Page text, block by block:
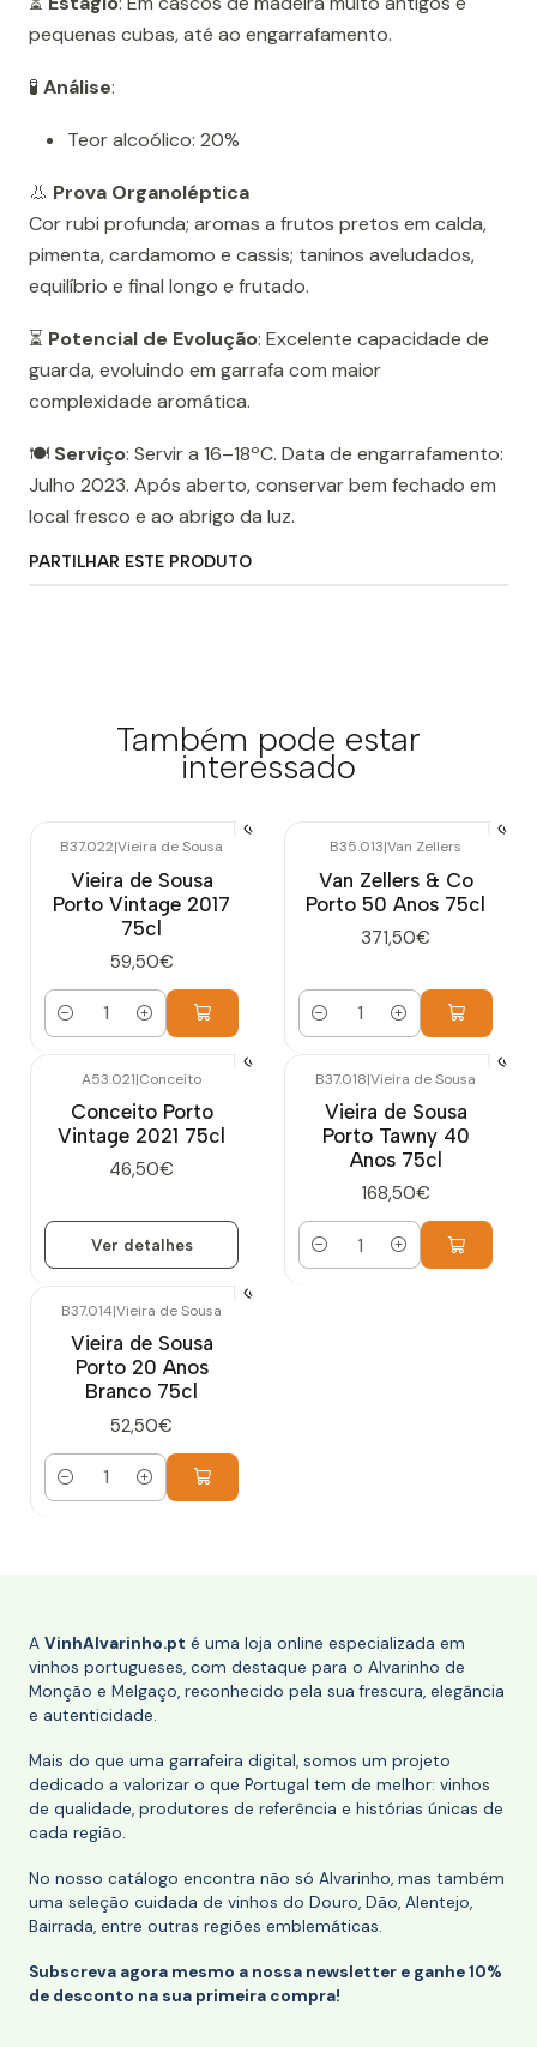
pequenas cubas, até ao engarrafamento.
🧪 Análise:
Teor alcoólico: 20%
👃 Prova Organoléptica
Cor rubi profunda; aromas a frutos pretos em calda,
pimenta, cardamomo e cassis; taninos aveludados,
equilíbrio e final longo e frutado.
⏳ Potencial de Evolução: Excelente capacidade de
guarda, evoluindo em garrafa com maior
complexidade aromática.
🍽️ Serviço: Servir a 16–18ºC. Data de engarrafamento:
Julho 2023. Após aberto, conservar bem fechado em
local fresco e ao abrigo da luz.
PARTILHAR ESTE PRODUTO
Também pode estar
interessado
B37.022|Vieira de Sousa
Vieira de Sousa
Porto Vintage 2017
75cl
59,50€
Quantidade
B35.013|Van Zellers
Van Zellers & Co
Porto 50 Anos 75cl
371,50€
Quantidade
A53.021|Conceito
Conceito Porto
Vintage 2021 75cl
46,50€
Ver detalhes
B37.018|Vieira de Sousa
Vieira de Sousa
Porto Tawny 40
Anos 75cl
168,50€
Quantidade
B37.014|Vieira de Sousa
Vieira de Sousa
Porto 20 Anos
Branco 75cl
52,50€
Quantidade
A VinhAlvarinho.pt é uma loja online especializada em
vinhos portugueses, com destaque para o Alvarinho de
Monção e Melgaço, reconhecido pela sua frescura, elegância
e autenticidade.
Mais do que uma garrafeira digital, somos um projeto
dedicado a valorizar o que Portugal tem de melhor: vinhos
de qualidade, produtores de referência e histórias únicas de
cada região.
No nosso catálogo encontra não só Alvarinho, mas também
uma seleção cuidada de vinhos do Douro, Dão, Alentejo,
Bairrada, entre outras regiões emblemáticas.
Subscreva agora mesmo a nossa newsletter e ganhe 10%
de desconto na sua primeira compra!